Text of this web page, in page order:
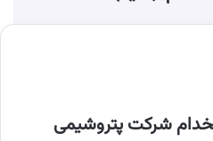
شرکت پتروشیمی